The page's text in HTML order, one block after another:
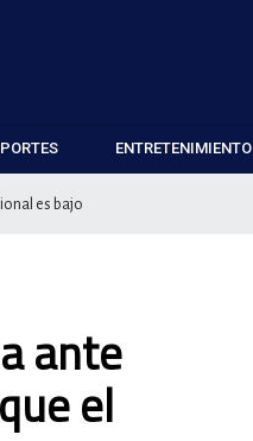
ENTRETENIMIENTO
es bajo
ante
el